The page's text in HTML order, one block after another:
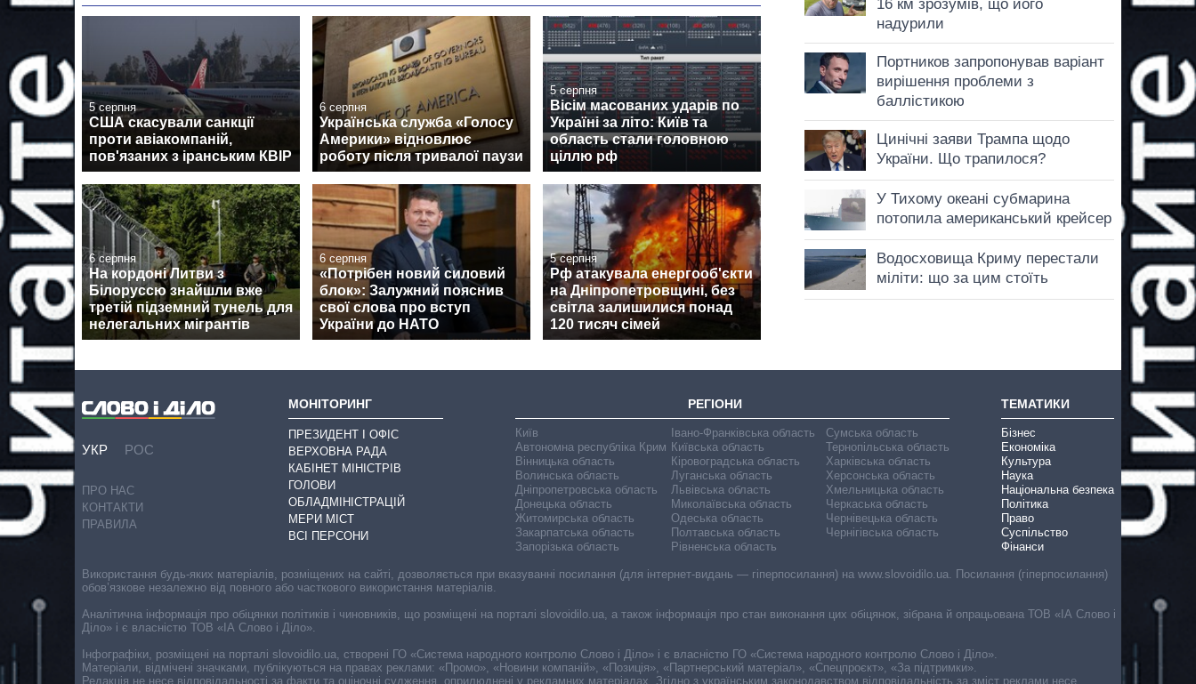
5 серпня
США скасували санкції
проти авіакомпаній,
пов'язаних з іранським КВІР
6 серпня
Українська служба «Голосу
Америки» відновлює
роботу після тривалої паузи
5 серпня
Вісім масованих ударів по
Україні за літо: Київ та
область стали головною
ціллю рф
6 серпня
На кордоні Литви з
Білоруссю знайшли вже
третій підземний тунель для
нелегальних мігрантів
6 серпня
«Потрібен новий силовий
блок»: Залужний пояснив
свої слова про вступ
України до НАТО
5 серпня
Рф атакувала енергооб'єкти
на Дніпропетровщині, без
світла залишилися понад
120 тисяч сімей
УКР РОС
ПРО НАС
КОНТАКТИ
ПРАВИЛА
МОНІТОРИНГ
ПРЕЗИДЕНТ І ОФІС
ВЕРХОВНА РАДА
КАБІНЕТ МІНІСТРІВ
ГОЛОВИ
ОБЛАДМІНІСТРАЦІЙ
МЕРИ МІСТ
ВСІ ПЕРСОНИ
РЕГІОНИ
Київ
Автономна республіка Крим
Вінницька область
Волинська область
Дніпропетровська область
Донецька область
Житомирська область
Закарпатська область
Запорізька область
Івано-Франківська область
Київська область
Кіровоградська область
Луганська область
Львівська область
Миколаївська область
Одеська область
Полтавська область
Рівненська область
Сумська область
Тернопільська область
Харківська область
Херсонська область
Хмельницька область
Черкаська область
Чернівецька область
Чернігівська область
ТЕМАТИКИ
Бізнес
Економіка
Культура
Наука
Національна безпека
Політика
Право
Суспільство
Фінанси
Використання будь-яких матеріалів, розміщених на сайті, дозволяється при вказуванні посилання (для інтернет-видань — гіперпосилання) на www.slovoidilo.ua. Посилання (гіперпосилання)
обов’язкове незалежно від повного або часткового використання матеріалів.
Аналітична інформація про обіцянки політиків і чиновників, що розміщені на порталі slovoidilo.ua, а також інформація про стан виконання цих обіцянок, зібрана й опрацьована ТОВ «ІА Слово і
Діло» і є власністю ТОВ «ІА Слово і Діло».
Інфографіки, розміщені на порталі slovoidilo.ua, створені ГО «Система народного контролю Слово і Діло» і є власністю ГО «Система народного контролю Слово і Діло».
Матеріали, відмічені значками, публікуються на правах реклами: «Промо», «Новини компаній», «Позиція», «Партнерський матеріал», «Спецпроєкт», «За підтримки».
Редакція не несе відповідальності за факти та оціночні судження, оприлюднені у рекламних матеріалах. Згідно з українським законодавством відповідальність за зміст реклами несе